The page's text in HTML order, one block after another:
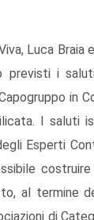
Luca
previsti i
in
I saluti
Esperti
al termine
di